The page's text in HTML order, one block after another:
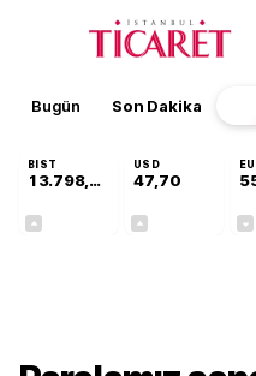
Bugün Son Dakika
BIST
13.798,82
USD
47,70